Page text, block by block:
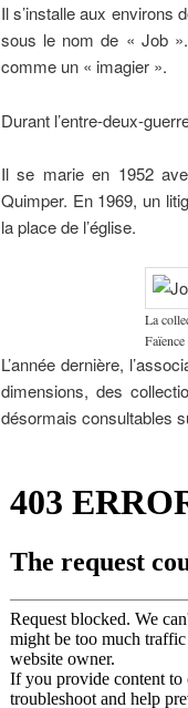
Il s’installe aux environs
sous le nom de « Job
comme un « imagier ».
Durant l’entre-deux-
Il se marie en 1952
Quimper. En 1969, un
la place de l’église.
La
L’année dernière,
dimensions, des
désormais consultables